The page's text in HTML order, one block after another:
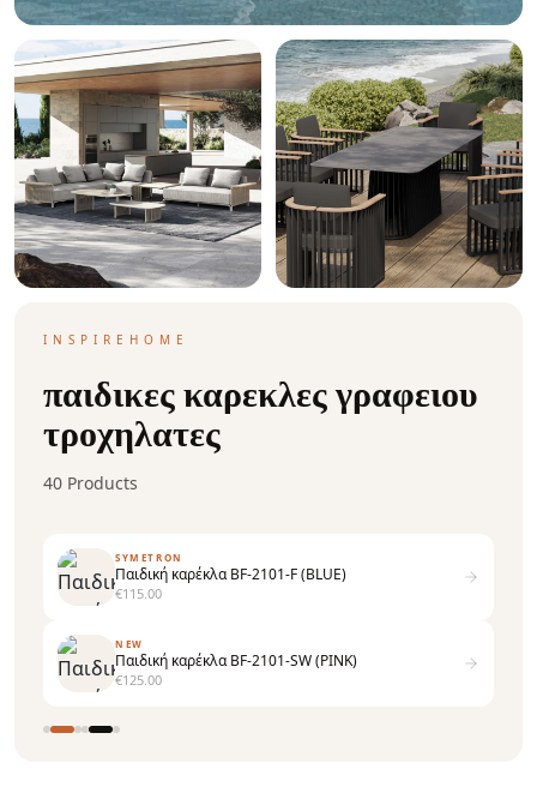
INSPIREHOME
παιδικες καρεκλες γραφειου
τροχηλατες
40 Products
SYMETRON
Παιδική καρέκλα BF-2101-F (BLUE)
€115.00
NEW
Παιδική καρέκλα BF-2101-SW (PINK)
€125.00